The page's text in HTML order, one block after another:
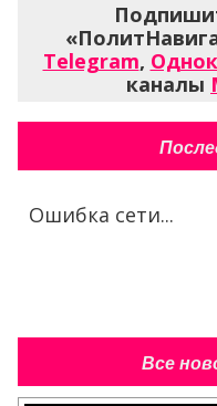
Telegram,
каналы
Ошибка сети...
Все